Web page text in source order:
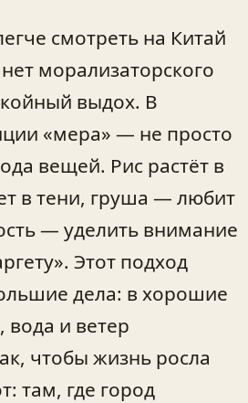
смотреть на Китай
морализаторского
выдох. В
«мера» — не просто
вещей. Рис растёт в
в тени, груша — любит
— уделить внимание
Этот подход
дела: в хорошие
вода и ветер
чтобы жизнь росла
там, где город